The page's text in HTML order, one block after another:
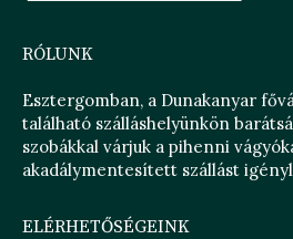
RÓLUNK
Esztergomban, a Dunakanyar
található szálláshelyünkön
szobákkal várjuk a pihenni
akadálymentesített szállást
ELÉRHETŐSÉGEINK